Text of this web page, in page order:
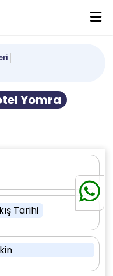
Yomra
Tarihi